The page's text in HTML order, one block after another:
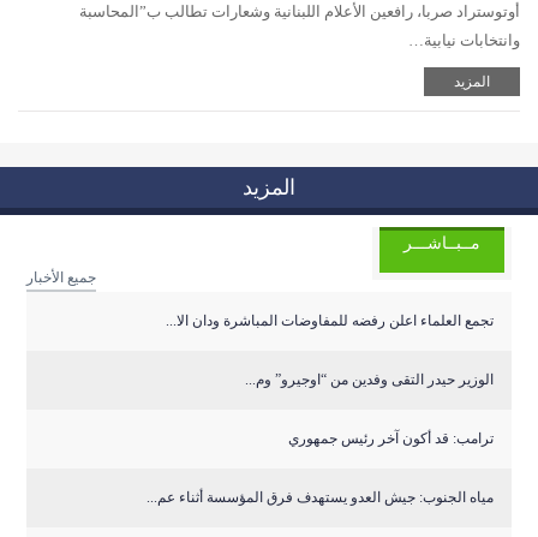
أوتوستراد صربا، رافعين الأعلام اللبنانية وشعارات تطالب ب”المحاسبة
وانتخابات نيابية…
المزيد
المزيد
مــبــاشـــر
جميع الأخبار
تجمع العلماء اعلن رفضه للمفاوضات المباشرة ودان الا...
الوزير حيدر التقى وفدين من “اوجيرو” وم...
ترامب: قد أكون آخر رئيس جمهوري
مياه الجنوب: جيش العدو يستهدف فرق المؤسسة أثناء عم...